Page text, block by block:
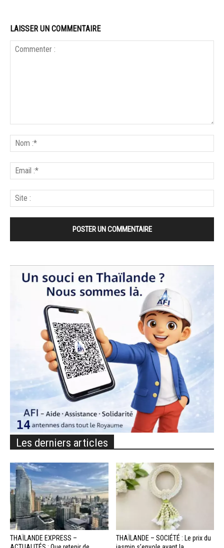
LAISSER UN COMMENTAIRE
Les derniers articles
THAÏLANDE EXPRESS –
THAÏLANDE – SOCIÉTÉ : Le prix du